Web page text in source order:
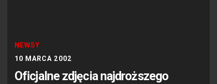
NEWSY
10 MARCA 2002
Oficjalne zdjęcia najdroższego